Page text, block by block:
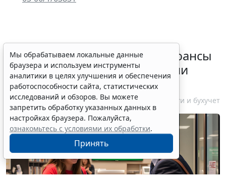
Резидентам РФ указали на нюансы
информирования об открытии
счетов за границей
6 августа 2026 18:27 Налоги и бухучет
Мы обрабатываем локальные данные
браузера и используем инструменты
аналитики в целях улучшения и обеспечения
работоспособности сайта, статистических
исследований и обзоров. Вы можете
запретить обработку указанных данных в
настройках браузера. Пожалуйста,
ознакомьтесь с условиями их обработки.
Принять